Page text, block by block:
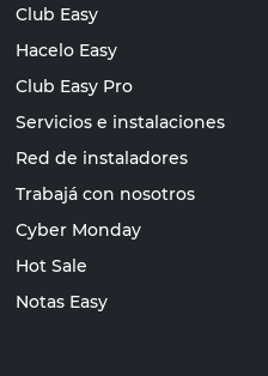
Club Easy
Hacelo Easy
Club Easy Pro
Servicios e instalaciones
Red de instaladores
Trabajá con nosotros
Cyber Monday
Hot Sale
Notas Easy